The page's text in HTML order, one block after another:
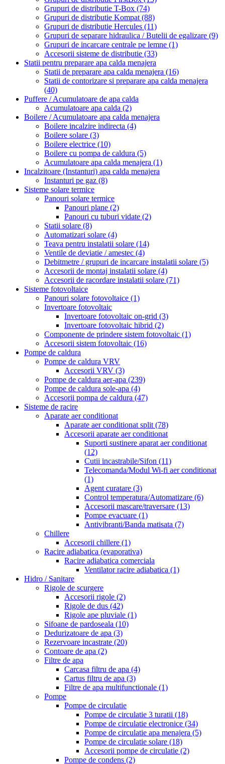
Grupuri de distributie T-Box (74)
Grupuri de distributie Kompat (88)
Grupuri de distributie Hercules (11)
Grupuri de separare hidraulica / Butelii de egalizare (9)
Grupuri de incarcare centrale pe lemne (1)
Accesorii sisteme de distributie (33)
Statii pentru preparare apa calda menajera
Statii de preparare apa calda menajera (16)
Statii de contorizare si preparare apa calda menajera
(40)
Puffere / Acumulatoare de apa calda
Acumulatoare apa calda (2)
Boilere / Acumulatoare apa calda menajera
Boilere incalzire indirecta (4)
Boilere solare (3)
Boilere electrice (10)
Boilere cu pompa de caldura (5)
Acumulatoare apa calda menajera (1)
Incalzitoare (Instanturi) apa calda menajera
Instanturi pe gaz (8)
Sisteme solare termice
Panouri solare termice
Panouri plane (2)
Panouri cu tuburi vidate (2)
Statii solare (8)
Automatizari solare (4)
Teava pentru instalatii solare (14)
Ventile de deviatie / amestec (4)
Debitmetre / grupuri de incarcare instalatii solare (5)
Accesorii de montaj instalatii solare (4)
Accesorii de racordare instalatii solare (71)
Sisteme fotovoltaice
Panouri solare fotovoltaice (1)
Invertoare fotovoltaic
Invertoare fotovoltaic on-grid (3)
Invertoare fotovoltaic hibrid (2)
Componente de prindere sistem fotovoltaic (1)
Accesorii sistem fotovoltaic (16)
Pompe de caldura
Pompe de caldura VRV
Accesorii VRV (3)
Pompe de caldura aer-apa (239)
Pompe de caldura sole-apa (4)
Accesorii pompa de caldura (47)
Sisteme de racire
Aparate aer conditionat
Aparate aer conditionat split (78)
Accesorii aparate aer conditionat
Suporti sustinere aparat aer conditionat
(12)
Cutii incastrabile/Sifon (11)
Telecomanda/Modul Wi-fi aer conditionat
(1)
Agent curatare (3)
Control temperatura/Automatizare (6)
Accesorii mascare/traversare (13)
Pompe evacuare (1)
Antivibranti/Banda matisata (7)
Chillere
Accesorii chillere (1)
Racire adiabatica (evaporativa)
Racire adiabatica comerciala
Ventilator racire adiabatica (1)
Hidro / Sanitare
Rigole de scurgere
Accesorii rigole (2)
Rigole de dus (42)
Rigole ape pluviale (1)
Sifoane de pardoseala (10)
Dedurizatoare de apa (3)
Rezervoare incastrate (20)
Contoare de apa (2)
Filtre de apa
Carcasa filtru de apa (4)
Cartus filtru de apa (3)
Filtre de apa multifunctionale (1)
Pompe
Pompe de circulatie
Pompe de circulatie 3 turatii (18)
Pompe de circulatie electronice (34)
Pompe de circulatie apa menajera (5)
Pompe de circulatie solare (18)
Accesorii pompe de circulatie (2)
Pompe de condens (2)